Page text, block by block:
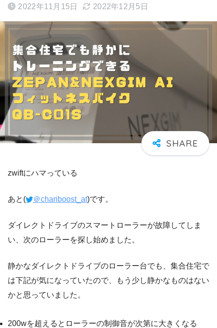
2022年11月15日 2022年12月5日
zwiftにハマっている
あと( ＠chariboost_at)です。
ダイレクトドライブのスマートローラーが故障してしま
い、次のローラーを探し始めました。
静かなダイレクトドライブのローラー台でも、集合住宅で
は下記が気になっていたので、もう少し静かなものはない
かと思っていました。
200wを超えるとローラーの制御音が次第に大きくなる